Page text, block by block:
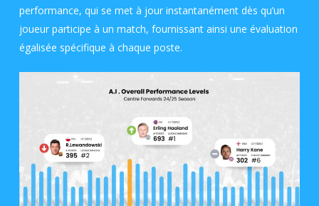
performance, qui se met à jour instantanément dès qu’un
joueur participe à un match, fournissant ainsi une évaluation
égalisée spécifique à chaque poste.